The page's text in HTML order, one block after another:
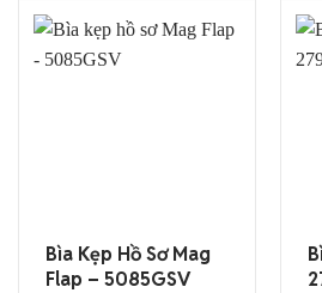
Bìa Kẹp Hồ Sơ Mag
Flap – 5085GSV